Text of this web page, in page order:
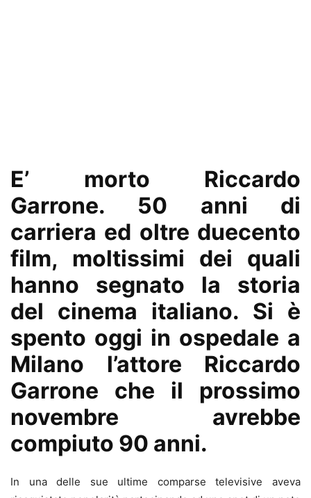
E’ morto Riccardo
Garrone. 50 anni di
carriera ed oltre duecento
film, moltissimi dei quali
hanno segnato la storia
del cinema italiano. Si è
spento oggi in ospedale a
Milano l’attore Riccardo
Garrone che il prossimo
novembre avrebbe
compiuto 90 anni.
In una delle sue ultime comparse televisive aveva